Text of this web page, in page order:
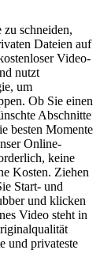
schneiden,
Dateien auf
Video-
nutzt
um
Ob Sie einen
Abschnitte
besten Momente
Online-
keine
Kosten. Ziehen
Start- und
und klicken
Video steht in
und privateste